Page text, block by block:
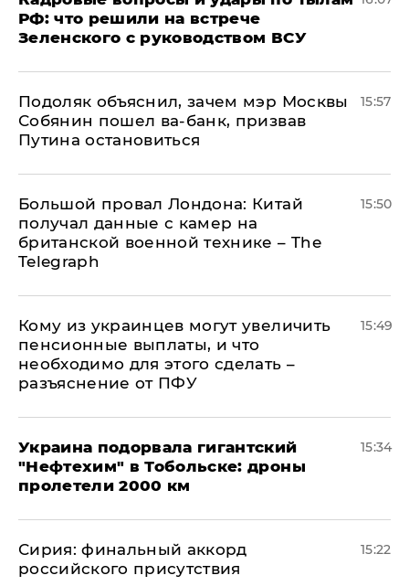
РФ: что решили на встрече
Зеленского с руководством ВСУ
Подоляк объяснил, зачем мэр Москвы
Собянин пошел ва-банк, призвав
Путина остановиться
15:57
Большой провал Лондона: Китай
получал данные с камер на
британской военной технике – The
Telegraph
15:50
Кому из украинцев могут увеличить
пенсионные выплаты, и что
необходимо для этого сделать –
разъяснение от ПФУ
15:49
Украина подорвала гигантский
"Нефтехим" в Тобольске: дроны
пролетели 2000 км
15:34
​Сирия: финальный аккорд
российского присутствия
15:22